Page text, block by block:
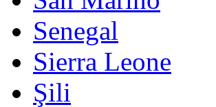
Senegal
Sierra Leone
Şili